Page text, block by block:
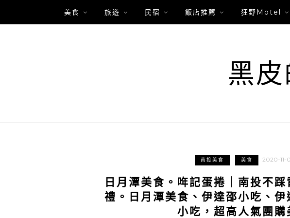
美食 旅遊 民宿 飯店推薦 狂野Motel
黑
南投美食 美食 2020-11-
日月潭美食。哖記蛋捲｜南投不
禮。日月潭美食、伊達邵小吃、
小吃，超高人氣團購